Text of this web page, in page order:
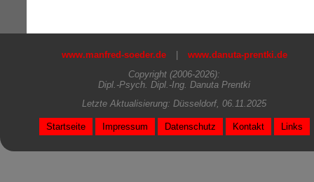
www.manfred-soeder.de
www.danuta-prentki.de
Copyright (2006-2026):
Dipl.-Psych. Dipl.-Ing. Danuta Prentki
Letzte Aktualisierung: Düsseldorf, 06.11.2025
Startseite Impressum Datenschutz Kontakt Links